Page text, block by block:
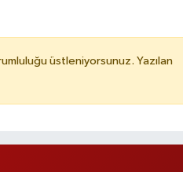
üstleniyorsunuz. Yazılan